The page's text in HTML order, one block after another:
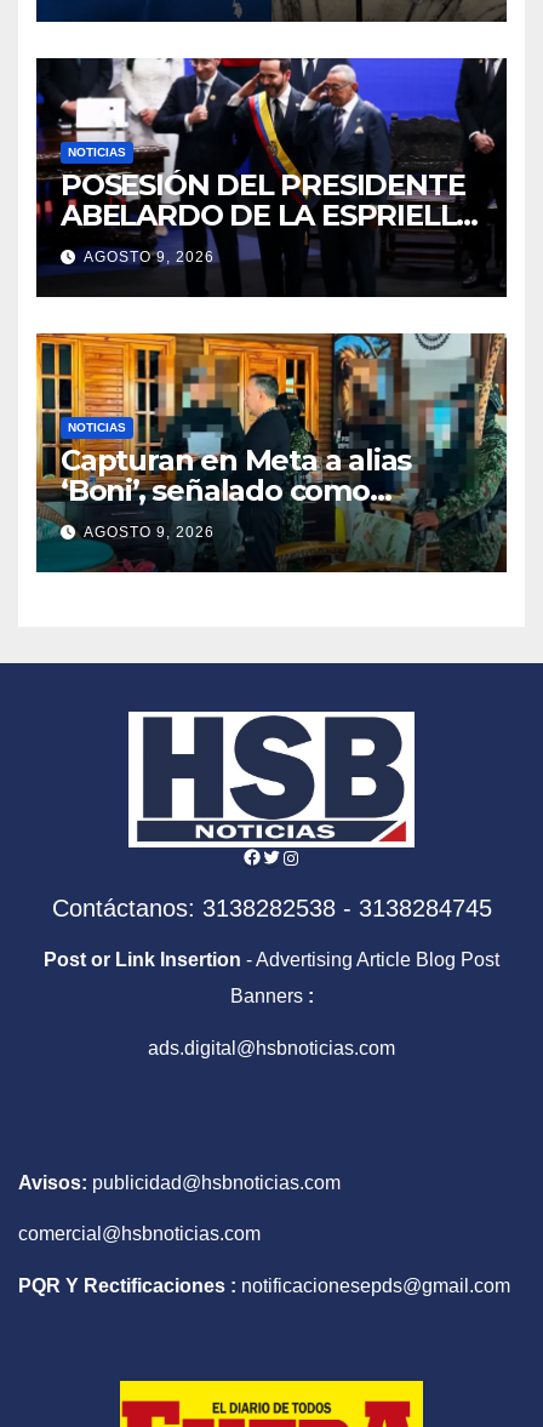
NOTICIAS
POSESIÓN DEL PRESIDENTE
ABELARDO DE LA ESPRIELLA
2026 – 2030
AGOSTO 9, 2026
NOTICIAS
Capturan en Meta a alias
‘Boni’, señalado como
segundo cabecilla de los
Comandos de Frontera
AGOSTO 9, 2026
Facebook
Twitter
Instagram
Contáctanos: 3138282538 - 3138284745
Post or Link Insertion - Advertising Article Blog Post
Banners :
ads.digital@hsbnoticias.com
Avisos: publicidad@hsbnoticias.com
comercial@hsbnoticias.com
PQR Y Rectificaciones : notificacionesepds@gmail.com